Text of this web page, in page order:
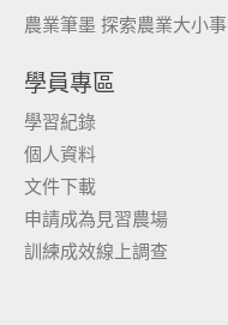
農業筆墨 探索農業大小事
學員專區
學習紀錄
個人資料
文件下載
申請成為見習農場
訓練成效線上調查